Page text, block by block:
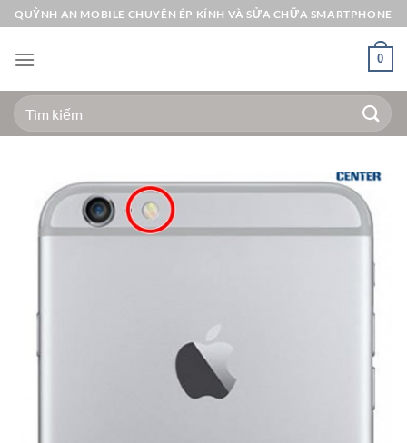
Bỏ
qua
nội
QUỲNH AN MOBILE CHUYÊN ÉP KÍNH VÀ SỬA CHỮA SMARTPHONE
0
Tìm
kiếm: